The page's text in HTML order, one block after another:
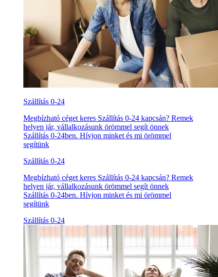
Szállítás 0-24
Megbízható céget keres Szállítás 0-24 kapcsán? Remek
helyen jár, vállalkozásunk örömmel segít önnek
Szállítás 0-24ben. Hívjon minket és mi örömmel
segítünk
Szállítás 0-24
Megbízható céget keres Szállítás 0-24 kapcsán? Remek
helyen jár, vállalkozásunk örömmel segít önnek
Szállítás 0-24ben. Hívjon minket és mi örömmel
segítünk
Szállítás 0-24